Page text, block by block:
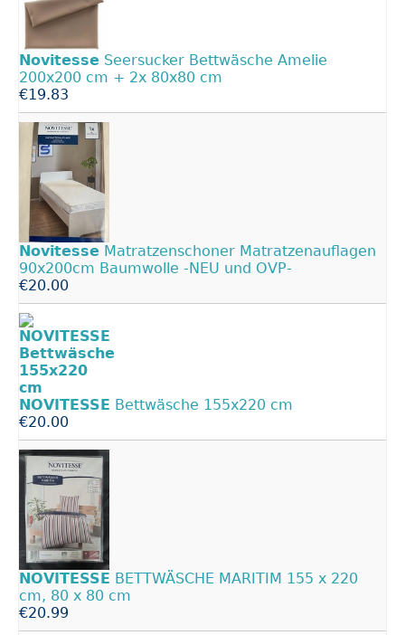
Novitesse Seersucker Bettwäsche Amelie
200x200 cm + 2x 80x80 cm
€19.83
Novitesse Matratzenschoner Matratzenauflagen
90x200cm Baumwolle -NEU und OVP-
€20.00
NOVITESSE Bettwäsche 155x220 cm
€20.00
NOVITESSE BETTWÄSCHE MARITIM 155 x 220
cm, 80 x 80 cm
€20.99